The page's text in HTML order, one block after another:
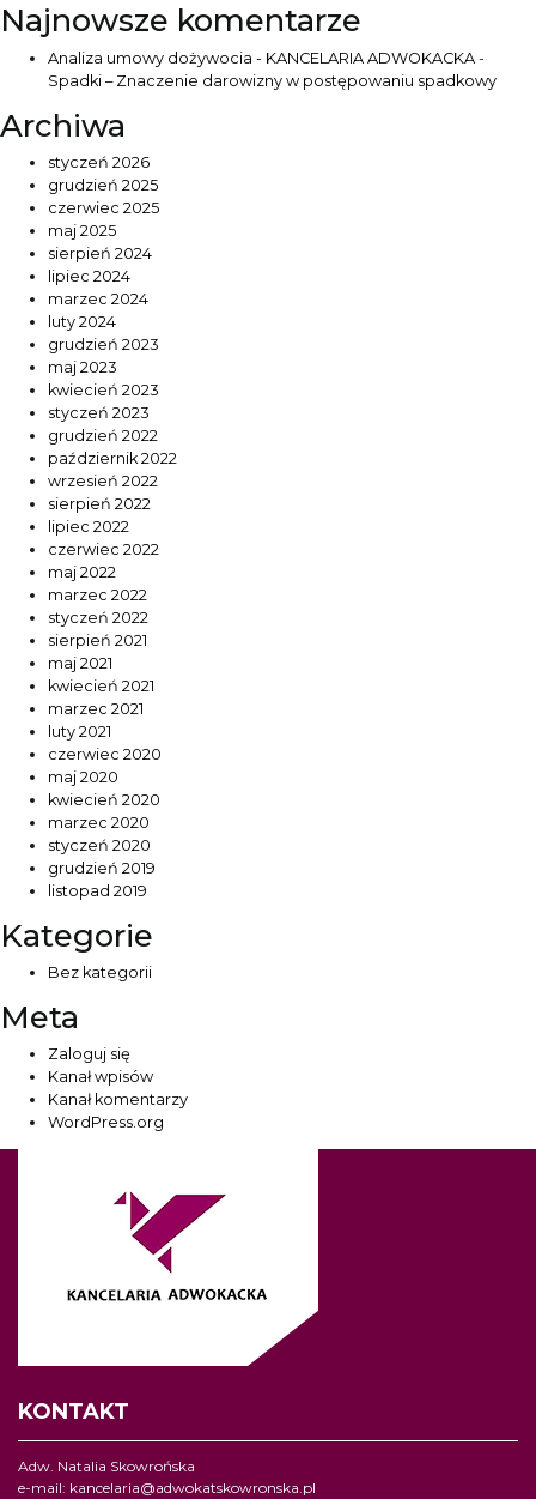
Najnowsze komentarze
Analiza umowy dożywocia - KANCELARIA ADWOKACKA -
Spadki – Znaczenie darowizny w postępowaniu spadkowy
Archiwa
styczeń 2026
grudzień 2025
czerwiec 2025
maj 2025
sierpień 2024
lipiec 2024
marzec 2024
luty 2024
grudzień 2023
maj 2023
kwiecień 2023
styczeń 2023
grudzień 2022
październik 2022
wrzesień 2022
sierpień 2022
lipiec 2022
czerwiec 2022
maj 2022
marzec 2022
styczeń 2022
sierpień 2021
maj 2021
kwiecień 2021
marzec 2021
luty 2021
czerwiec 2020
maj 2020
kwiecień 2020
marzec 2020
styczeń 2020
grudzień 2019
listopad 2019
Kategorie
Bez kategorii
Meta
Zaloguj się
Kanał wpisów
Kanał komentarzy
WordPress.org
KONTAKT
Adw. Natalia Skowrońska
e-mail: kancelaria@adwokatskowronska.pl